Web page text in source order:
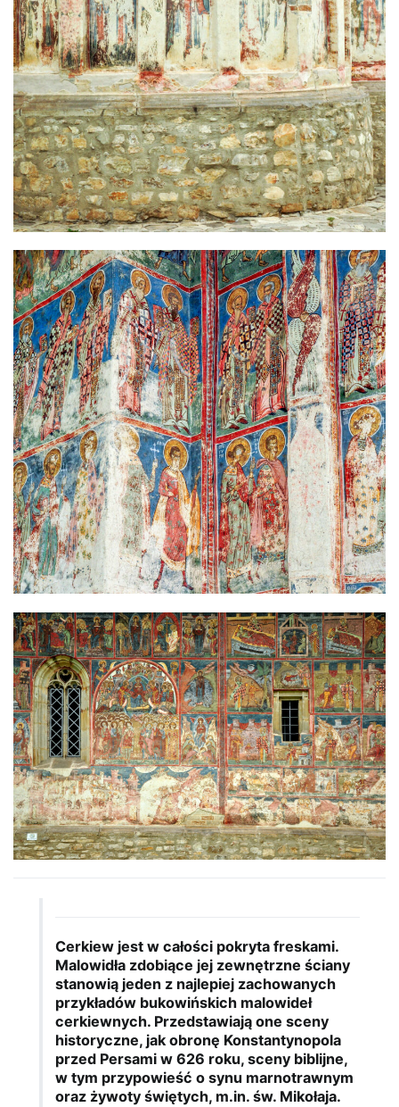
Cerkiew jest w całości pokryta freskami.
Malowidła zdobiące jej zewnętrzne ściany
stanowią jeden z najlepiej zachowanych
przykładów bukowińskich malowideł
cerkiewnych. Przedstawiają one sceny
historyczne, jak obronę Konstantynopola
przed Persami w 626 roku, sceny biblijne,
w tym przypowieść o synu marnotrawnym
oraz żywoty świętych, m.in. św. Mikołaja.